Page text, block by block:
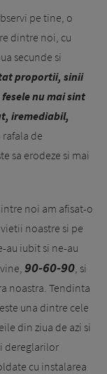
pe tine, o
dintre noi, cu
secunde si
proportii, sinii
nu mai sint
iremediabil,
de
sa erodeze si mai
noi am afisat-o
noastre si pe
au iubit si ne-au
90-60-90 , si
noastra. Tendinta
una dintre cele
din ziua de azi si
dereglarilor
cu instalarea